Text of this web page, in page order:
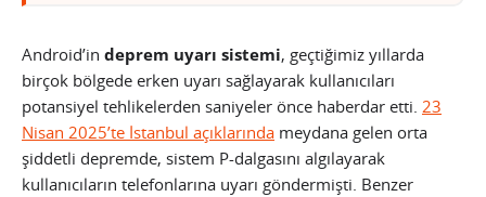
Android’in deprem uyarı sistemi, geçtiğimiz yıllarda
birçok bölgede erken uyarı sağlayarak kullanıcıları
potansiyel tehlikelerden saniyeler önce haberdar etti. 23
Nisan 2025’te İstanbul açıklarında meydana gelen orta
şiddetli depremde, sistem P-dalgasını algılayarak
kullanıcıların telefonlarına uyarı göndermişti. Benzer